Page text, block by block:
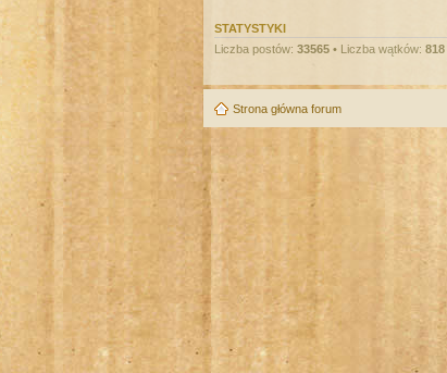
STATYSTYKI
Liczba postów: 33565 • Liczba wątków: 818
Strona główna forum